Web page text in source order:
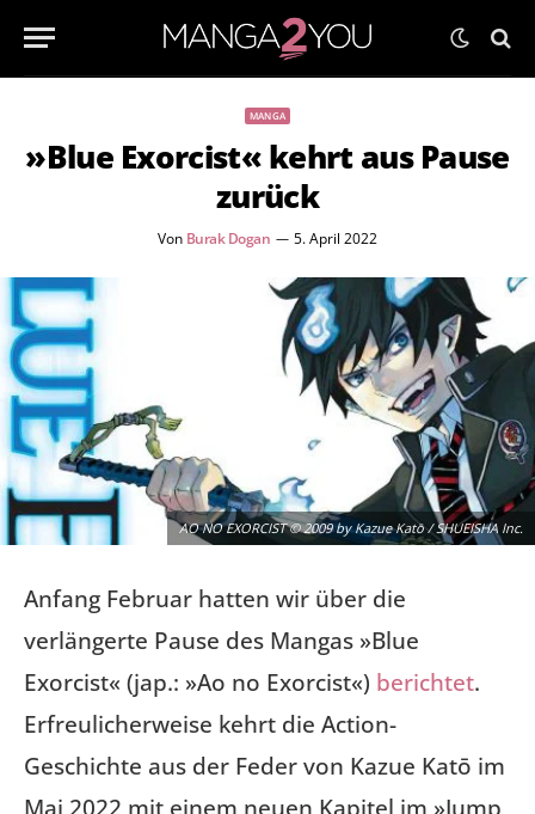
MANGA
»Blue Exorcist« kehrt aus Pause
zurück
Von Burak Dogan 5. April 2022
AO NO EXORCIST © 2009 by Kazue Katō / SHUEISHA Inc.
Anfang Februar hatten wir über die
verlängerte Pause des Mangas »Blue
Exorcist« (jap.: »Ao no Exorcist«) berichtet.
Erfreulicherweise kehrt die Action-
Geschichte aus der Feder von Kazue Katō im